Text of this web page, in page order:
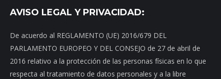
AVISO LEGAL Y PRIVACIDAD:
De acuerdo al REGLAMENTO (UE) 2016/679 DEL
PARLAMENTO EUROPEO Y DEL CONSEJO de 27 de abril de
2016 relativo a la protección de las personas físicas en lo que
respecta al tratamiento de datos personales y a la libre